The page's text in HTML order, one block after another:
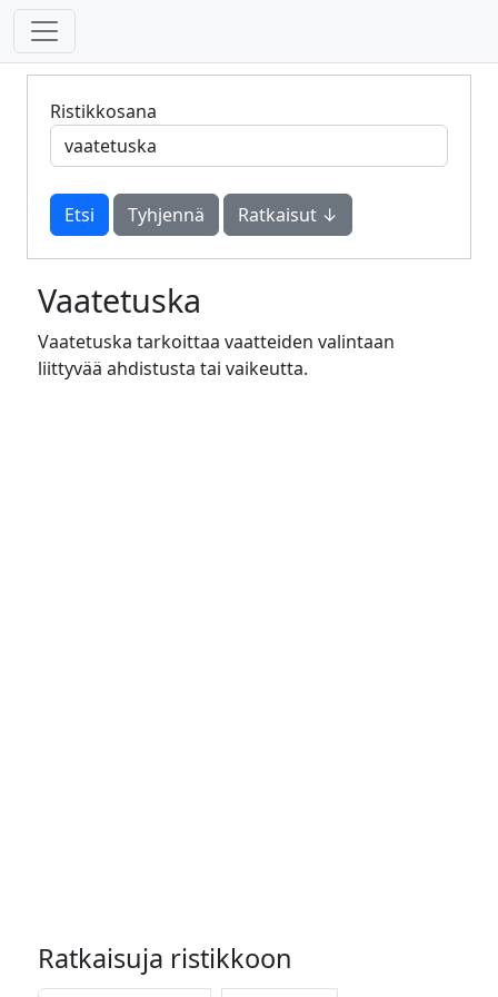
Ristikkosana
Tyhjennä Ratkaisut ↓
Vaatetuska
Vaatetuska tarkoittaa vaatteiden valintaan
liittyvää ahdistusta tai vaikeutta.
Ratkaisuja ristikkoon